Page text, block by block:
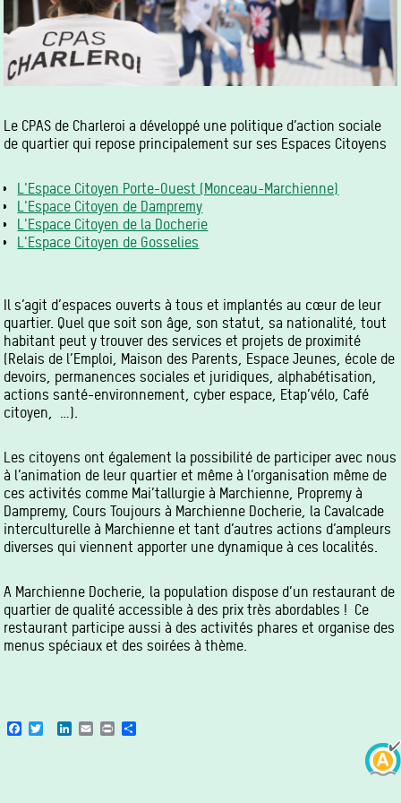
Le CPAS de Charleroi a développé une politique d’action sociale
de quartier qui repose principalement sur ses Espaces Citoyens
L'Espace Citoyen Porte-Ouest (Monceau-Marchienne)
L'Espace Citoyen de Dampremy
L'Espace Citoyen de la Docherie
L'Espace Citoyen de Gosselies
Il s’agit d’espaces ouverts à tous et implantés au cœur de leur
quartier. Quel que soit son âge, son statut, sa nationalité, tout
habitant peut y trouver des services et projets de proximité
(Relais de l’Emploi, Maison des Parents, Espace Jeunes, école de
devoirs, permanences sociales et juridiques, alphabétisation,
actions santé-environnement, cyber espace, Etap’vélo, Café
citoyen, …).
Les citoyens ont également la possibilité de participer avec nous
à l’animation de leur quartier et même à l’organisation même de
ces activités comme Mai’tallurgie à Marchienne, Propremy à
Dampremy, Cours Toujours à Marchienne Docherie, la Cavalcade
interculturelle à Marchienne et tant d’autres actions d’ampleurs
diverses qui viennent apporter une dynamique à ces localités.
A Marchienne Docherie, la population dispose d’un restaurant de
quartier de qualité accessible à des prix très abordables ! Ce
restaurant participe aussi à des activités phares et organise des
menus spéciaux et des soirées à thème.
Facebook
TwitterLinkedIn
EmailPrint